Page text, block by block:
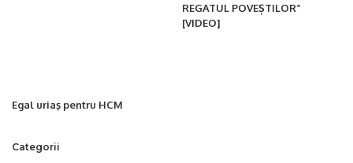
Egal uriaş pentru HCM
REGATUL POVEȘTILOR”
[VIDEO]
Categorii